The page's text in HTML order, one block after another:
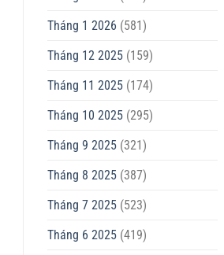
Tháng 1 2026 (581)
Tháng 12 2025(159)
Tháng 11 2025(174)
Tháng 10 2025(295)
Tháng 9 2025(321)
Tháng 8 2025(387)
Tháng 7 2025(523)
Tháng 6 2025(419)